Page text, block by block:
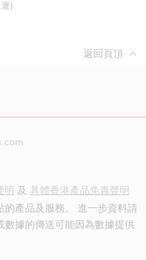
)
返回頁頂
明 及 具體香港產品免責聲明
的產品及服務。 進一步資料請
據的傳送可能因為數據提供